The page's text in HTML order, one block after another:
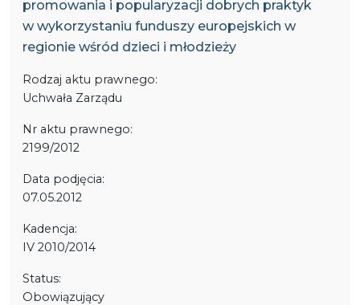
promowania i popularyzacji dobrych praktyk
w wykorzystaniu funduszy europejskich w
regionie wśród dzieci i młodzieży
Rodzaj aktu prawnego:
Uchwała Zarządu
Nr aktu prawnego:
2199/2012
Data podjęcia:
07.05.2012
Kadencja:
IV 2010/2014
Status:
Obowiązujący